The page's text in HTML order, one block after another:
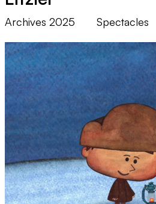
Archives 2025 Spectacles